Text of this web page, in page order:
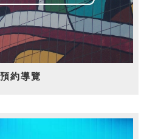
約導覽